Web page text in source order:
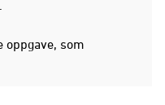
oppgave, som